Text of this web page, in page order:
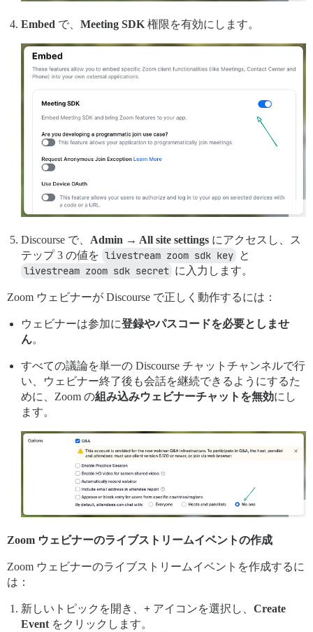
Embed で、 Meeting SDK 権限を有効にします。
Discourse で、 Admin → All site settings にアクセスし、ス
テップ 3 の値を livestream zoom sdk key と
livestream zoom sdk secret に入力します。
Zoom ウェビナーが Discourse で正しく動作するには：
ウェビナーは参加に登録やパスコードを必要としませ
ん。
すべての議論を単一の Discourse チャットチャンネルで行
い、ウェビナー終了後も会話を継続できるようにするた
めに、Zoom の組み込みウェビナーチャットを無効にし
ます。
Zoom ウェビナーのライブストリームイベントの作成
Zoom ウェビナーのライブストリームイベントを作成するに
は：
新しいトピックを開き、 + アイコンを選択し、 Create
Event をクリックします。